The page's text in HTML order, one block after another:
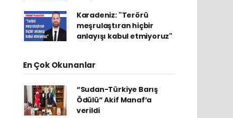
Karadeniz: "Terörü
meşrulaştıran hiçbir
anlayışı kabul etmiyoruz"
En Çok Okunanlar
“Sudan-Türkiye Barış
Ödülü” Akif Manaf’a
verildi